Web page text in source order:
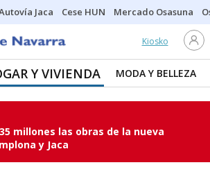
Jaca Cese HUN Mercado Osasuna
Kiosko
Y VIVIENDA MODA Y BELLEZA
millones las obras de la nueva
y Jaca